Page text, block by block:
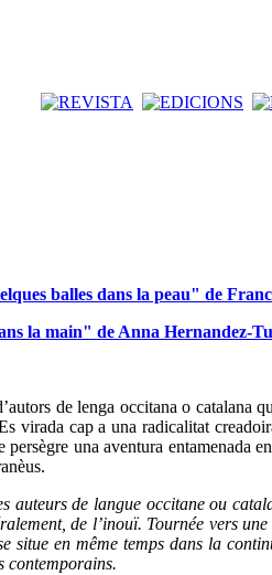
balles dans la peau" de
la main" de Anna Hernandez-
de lenga occitana o catalana
virada cap a una radicalitat
persègre una aventura
auteurs de langue occitane ou
de l’inouï. Tournée vers
situe en même temps dans la
contemporains.